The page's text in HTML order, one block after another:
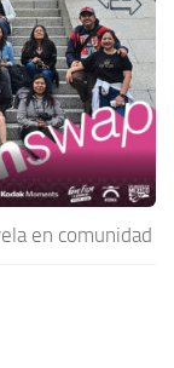
en comunidad